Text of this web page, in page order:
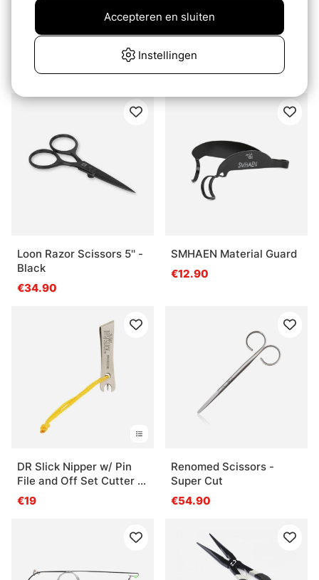
Kinetic Sabiki Fullhouse
€2.20
Renomed Scissors -
Small Straight
€26.90
Loon Razor Scissors 5'' -
Black
€34.90
SMHAEN Material Guard
€12.90
DR Slick Nipper w/ Pin
File and Off Set Cutter 2''
Stainless Steel
€19
Renomed Scissors -
Super Cut
€54.90
Instellingen
Accepteren en sluiten